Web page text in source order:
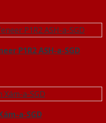
P1R2 ASH-a-SGD
a-SGD